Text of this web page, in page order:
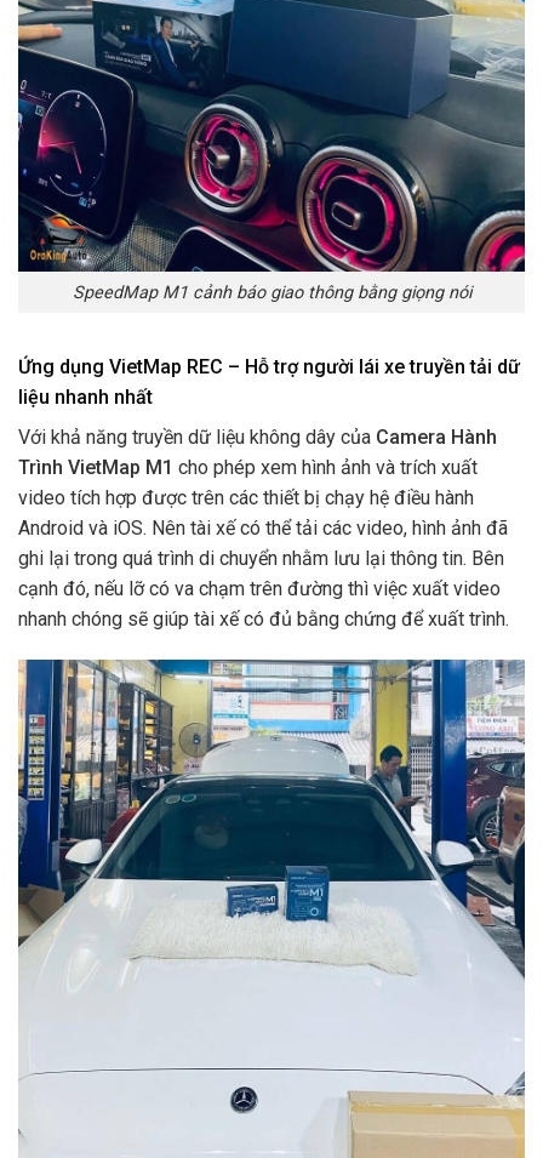
SpeedMap M1 cảnh báo giao thông bằng giọng nói
Ứng dụng VietMap REC – Hỗ trợ người lái xe truyền tải dữ
liệu nhanh nhất
Với khả năng truyền dữ liệu không dây của Camera Hành
Trình VietMap M1 cho phép xem hình ảnh và trích xuất
video tích hợp được trên các thiết bị chạy hệ điều hành
Android và iOS. Nên tài xế có thể tải các video, hình ảnh đã
ghi lại trong quá trình di chuyển nhằm lưu lại thông tin. Bên
cạnh đó, nếu lỡ có va chạm trên đường thì việc xuất video
nhanh chóng sẽ giúp tài xế có đủ bằng chứng để xuất trình.